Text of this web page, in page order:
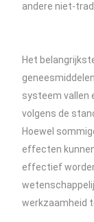
andere niet-
Het
systeem vallen
volgens de
Hoewel
effecten
effectief
werkzaamheid